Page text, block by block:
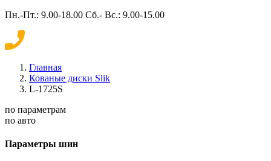
Пн.-Пт.: 9.00-18.00 Сб.- Вс.: 9.00-15.00
Главная
Кованые диски Slik
L-1725S
по параметрам
по авто
Параметры шин